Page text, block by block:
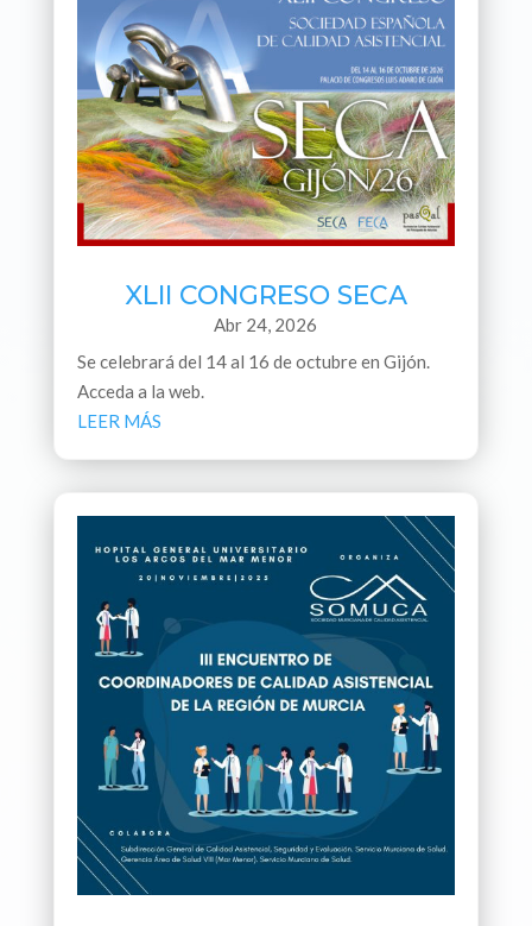
XLII CONGRESO SECA
Abr 24, 2026
Se celebrará del 14 al 16 de octubre en Gijón.
Acceda a la web.
LEER MÁS